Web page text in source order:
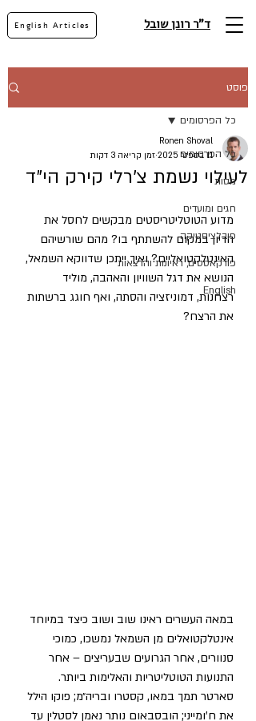
ד"ר רונן שובל English Articles
פוסט
כל הפרסומים
מסות
חגים ומועדים
פובלציסטיקה
פודקאסטים, ראיונות והרצאות
English
כל הפרסומים
לעילוי נשמת צ’רלי קירק הי״ד
Ronen Shoval
11 בספט׳ 2025
זמן קריאה 3 דקות
מדוע הטוטליטריסטים מבקשים לחסל את
הדיון במקום להשתתף בו? מהם שורשיהם
האינטלקטואליים? ואיך ייתכן שדווקא השמאל,
הנושא את דגל השוויון והאהבה, מוליד
רצחנות, דמוניזציה והסתה, ואף חוגג ברשתות
את הרצח?
במאה העשרים ראינו שוב ושוב כיצד במיוחד
אינטלקטואלים מן השמאל נמשכו, כמוכי
סנוורים, אחר הגרועים שבעריצים – אחר
התנועות הטוטליטריות והאלימות ביותר.
סארטר תמך במאו, קסטרו ובריה״מ; פוקו הילל
את ח’ומייני; הובסבאום נותר נאמן לסטלין עד